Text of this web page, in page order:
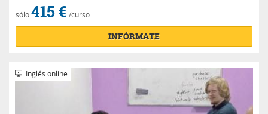
sólo415 € /curso
INFÓRMATE
Inglés online